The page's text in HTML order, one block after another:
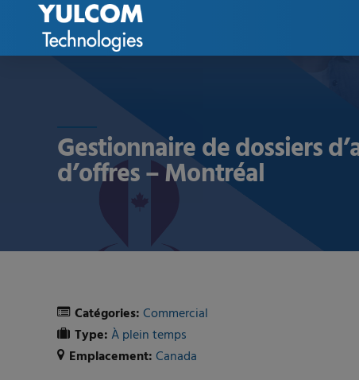
Gestionnaire de dossiers
d’offres – Montréal
Catégories:Commercial
Type:À plein temps
Emplacement:Canada